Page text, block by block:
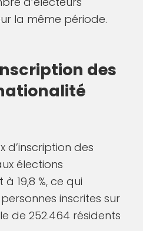
la même période.
des
d’inscription des
élections
19,8 %, ce qui
inscrites sur
de 252.464 résidents